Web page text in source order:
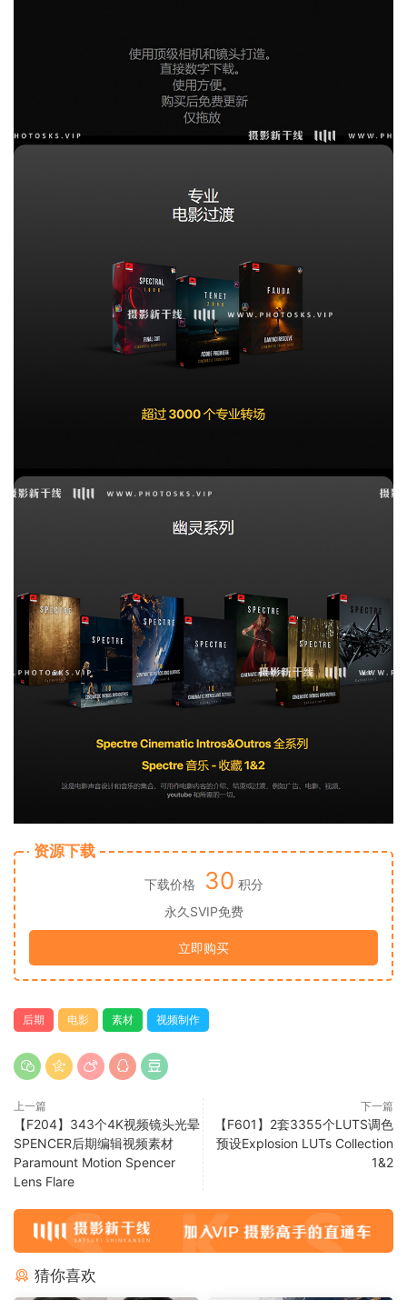
资源下载
下载价格 30 积分
永久SVIP免费
立即购买
后期 电影 素材 视频制作
上一篇
【F204】343个4K视频镜头光晕
SPENCER后期编辑视频素材
Paramount Motion Spencer
Lens Flare
下一篇
【F601】2套3355个LUTS调色
预设Explosion LUTs Collection
1&2
猜你喜欢